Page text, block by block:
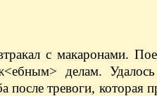
с макаронами.
делам. Удалось
после тревоги, которая